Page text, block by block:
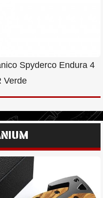
Spyderco Endura 4
Verde